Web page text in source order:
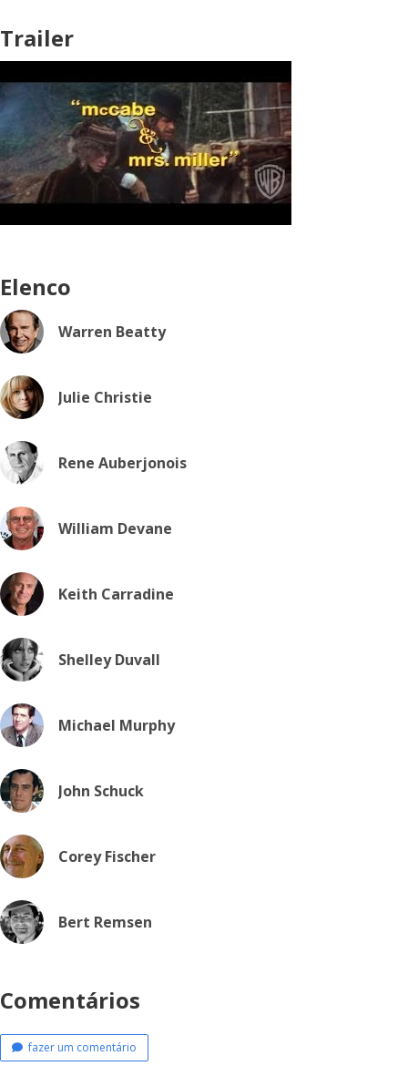
Trailer
Elenco
Warren Beatty
Julie Christie
Rene Auberjonois
William Devane
Keith Carradine
Shelley Duvall
Michael Murphy
John Schuck
Corey Fischer
Bert Remsen
Comentários
fazer um comentário